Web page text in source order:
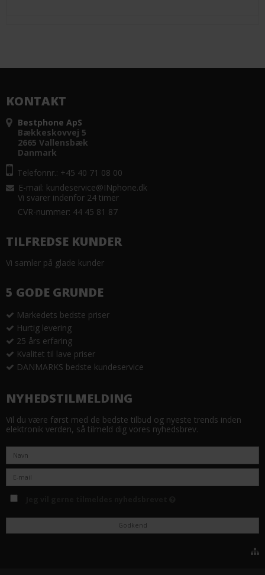
KONTAKT
Bestphone ApS
Bækkeskovvej 5
2665 Vallensbæk
Danmark
Telefonnr.: +45 40 71 08 00
E-mail: kundeservice@INphone.dk
Vi svarer indenfor 24 timer
CVR-nummer: 44 45 81 87
TILFREDSE KUNDER
Vi samler på glade kunder
5 GODE GRUNDE
Markedets bedste priser
Hurtig levering
25 års erfaring
Kvalitet til lave priser
DANMARKS bedste kundeservice
NYHEDSTILMELDING
Vil du være først med de bedste tilbud og nyeste trends inden
elektronik verden, så tilmeld dig vores nyhedsbrev.
Godkend